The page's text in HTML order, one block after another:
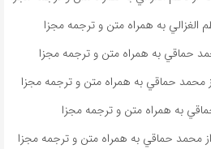
الغزالي به همراه متن و ترجمه مجزا
حماقي به همراه متن و ترجمه مجزا
حماقي به همراه متن و ترجمه مجزا
به همراه متن و ترجمه مجزا
محمد حماقي به همراه متن و ترجمه مجزا